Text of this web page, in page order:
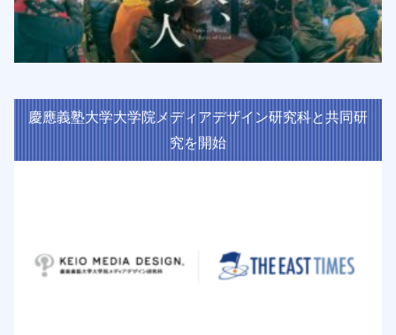
慶應義塾大学大学院メディアデザイン研究科と共同研
究を開始